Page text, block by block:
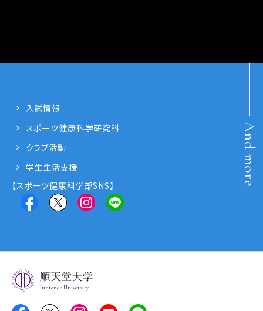
And more
入試情報
スポーツ健康科学研究科
クラブ活動
学生生活支援
【スポーツ健康科学部SNS】
Juntendo University